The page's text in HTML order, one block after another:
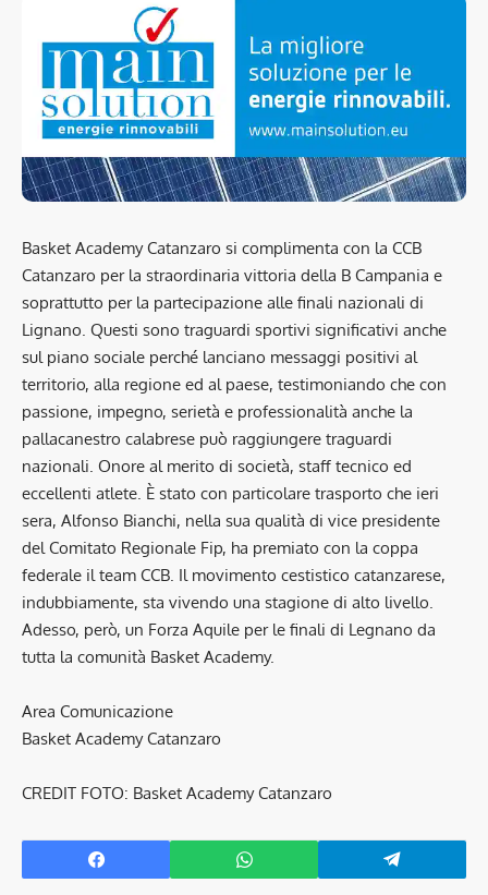
Basket Academy Catanzaro si complimenta con la CCB
Catanzaro per la straordinaria vittoria della B Campania e
soprattutto per la partecipazione alle finali nazionali di
Lignano. Questi sono traguardi sportivi significativi anche
sul piano sociale perché lanciano messaggi positivi al
territorio, alla regione ed al paese, testimoniando che con
passione, impegno, serietà e professionalità anche la
pallacanestro calabrese può raggiungere traguardi
nazionali. Onore al merito di società, staff tecnico ed
eccellenti atlete. È stato con particolare trasporto che ieri
sera, Alfonso Bianchi, nella sua qualità di vice presidente
del Comitato Regionale Fip, ha premiato con la coppa
federale il team CCB. Il movimento cestistico catanzarese,
indubbiamente, sta vivendo una stagione di alto livello.
Adesso, però, un Forza Aquile per le finali di Legnano da
tutta la comunità Basket Academy.
Area Comunicazione
Basket Academy Catanzaro
CREDIT FOTO: Basket Academy Catanzaro